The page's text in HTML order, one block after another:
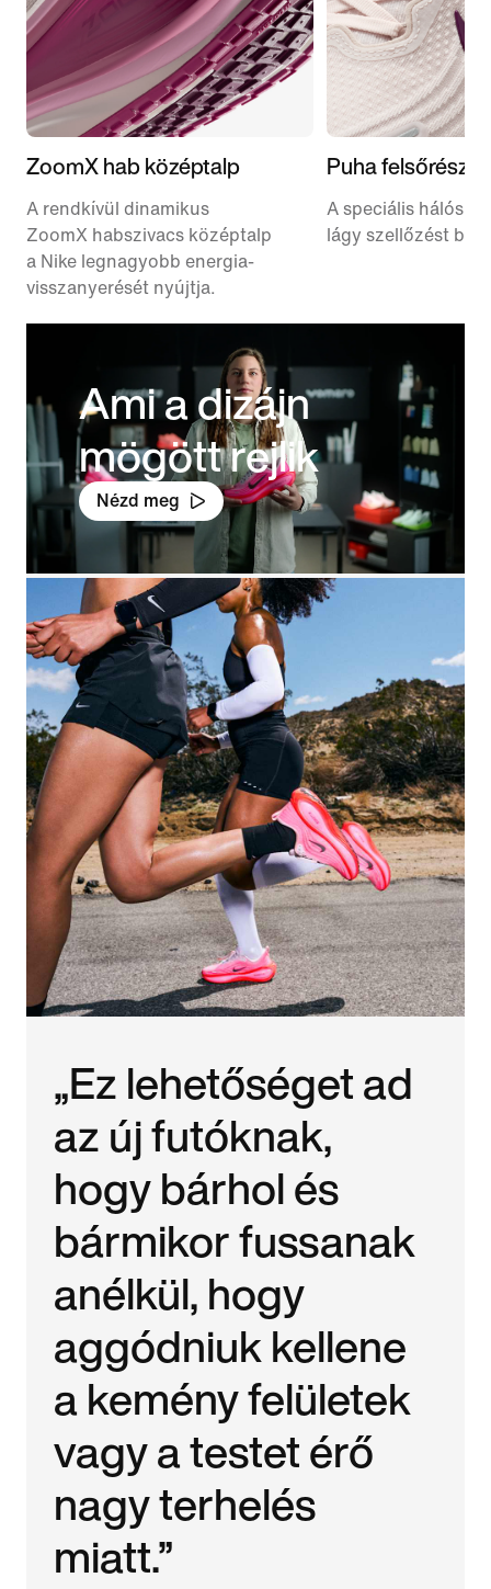
ZoomX hab középtalp
A rendkívül dinamikus
ZoomX habszivacs középtalp
a Nike legnagyobb energia-
visszanyerését nyújtja.
Puha felsőrész
A speciális hálós
lágy szellőzést
Ami a dizájn
mögött rejlik
Nézd meg
„Ez lehetőséget ad
az új futóknak,
hogy bárhol és
bármikor fussanak
anélkül, hogy
aggódniuk kellene
a kemény felületek
vagy a testet érő
nagy terhelés
miatt.”